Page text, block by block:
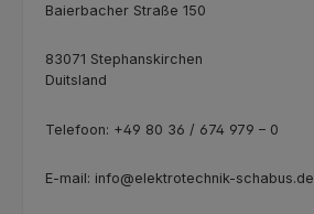
Baierbacher Straße 150
83071 Stephanskirchen
Duitsland
Telefoon: +49 80 36 / 674 979 – 0
E-mail: info@elektrotechnik-schabus.de